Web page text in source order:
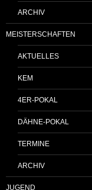
ARCHIV
MEISTERSCHAFTEN
AKTUELLES
KEM
4ER-POKAL
DÄHNE-POKAL
TERMINE
ARCHIV
JUGEND